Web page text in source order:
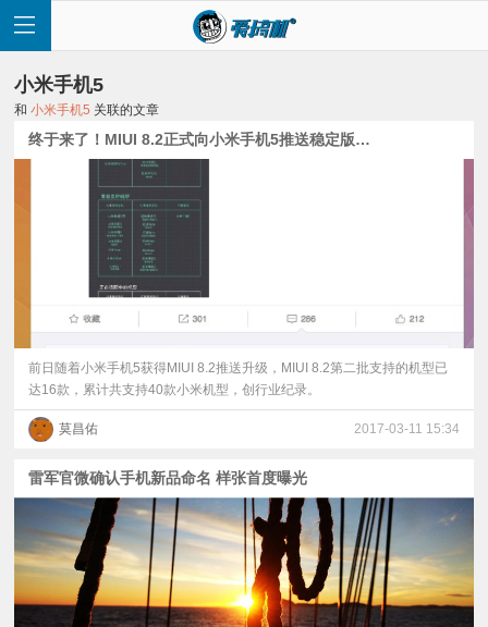
评
测
频
小米手机5
和小米手机5 关联的文章
终于来了！MIUI 8.2正式向小米手机5推送稳定版升级
前日随着小米手机5获得MIUI 8.2推送升级，MIUI 8.2第二批支持的机型已
达16款，累计共支持40款小米机型，创行业纪录。
莫昌佑 2017-03-11 15:34
雷军官微确认手机新品命名 样张首度曝光